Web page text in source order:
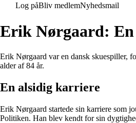
Log påBliv medlemNyhedsmail
Erik Nørgaard:
Erik Nørgaard var en dansk skuespiller,
alder af 84 år.
En alsidig karriere
Erik Nørgaard startede sin karriere som
Politiken. Han blev kendt for sin